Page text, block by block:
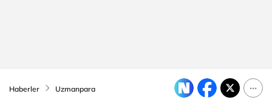
Haberler Uzmanpara